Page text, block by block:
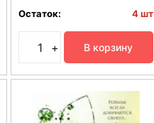
Остаток:
4 шт
+ В корзину